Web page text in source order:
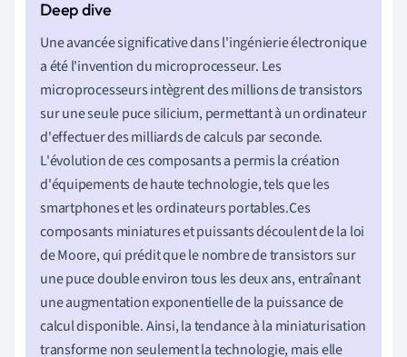
Une avancée significative dans l'ingénierie électronique
a été l'invention du microprocesseur. Les
microprocesseurs intègrent des millions de transistors
sur une seule puce silicium, permettant à un ordinateur
d'effectuer des milliards de calculs par seconde.
L'évolution de ces composants a permis la création
d'équipements de haute technologie, tels que les
smartphones et les ordinateurs portables.Ces
composants miniatures et puissants découlent de la loi
de Moore, qui prédit que le nombre de transistors sur
une puce double environ tous les deux ans, entraînant
une augmentation exponentielle de la puissance de
calcul disponible. Ainsi, la tendance à la miniaturisation
transforme non seulement la technologie, mais elle